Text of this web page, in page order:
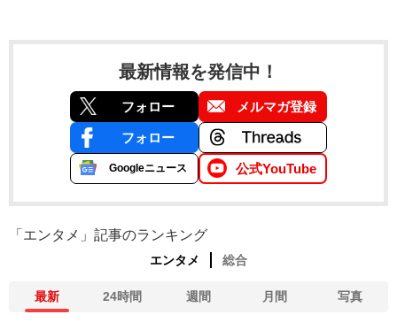
最新情報を発信中！
フォロー メルマガ登録
フォロー
Googleニュース 公式YouTube
「エンタメ」記事のランキング
エンタメ 総合
最新 24時間 週間 月間 写真